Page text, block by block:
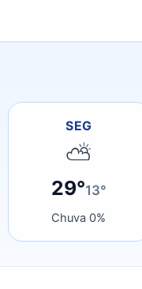
SEG
⛅
29°13°
Chuva 0%